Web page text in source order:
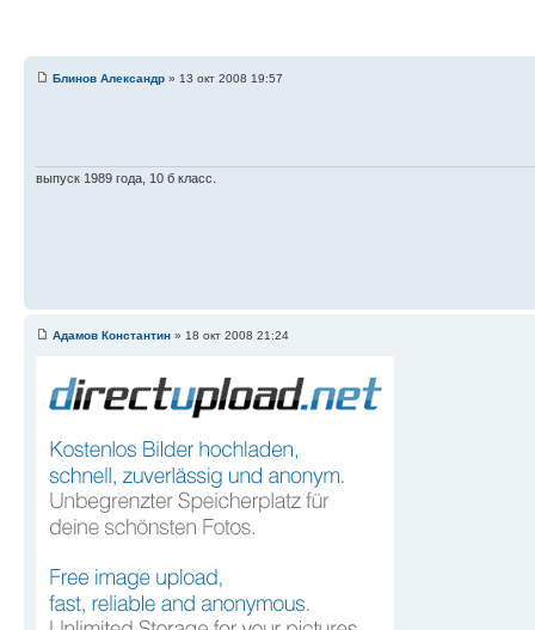
Блинов Александр » 13 окт 2008 19:57
выпуск 1989 года, 10 б класс.
Адамов Константин » 18 окт 2008 21:24